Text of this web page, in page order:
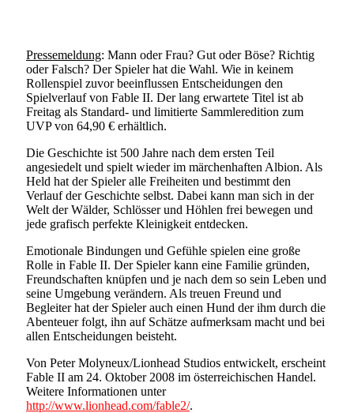
Pressemeldung: Mann oder Frau? Gut oder Böse? Richtig
oder Falsch? Der Spieler hat die Wahl. Wie in keinem
Rollenspiel zuvor beeinflussen Entscheidungen den
Spielverlauf von Fable II. Der lang erwartete Titel ist ab
Freitag als Standard- und limitierte Sammleredition zum
UVP von 64,90 € erhältlich.
Die Geschichte ist 500 Jahre nach dem ersten Teil
angesiedelt und spielt wieder im märchenhaften Albion. Als
Held hat der Spieler alle Freiheiten und bestimmt den
Verlauf der Geschichte selbst. Dabei kann man sich in der
Welt der Wälder, Schlösser und Höhlen frei bewegen und
jede grafisch perfekte Kleinigkeit entdecken.
Emotionale Bindungen und Gefühle spielen eine große
Rolle in Fable II. Der Spieler kann eine Familie gründen,
Freundschaften knüpfen und je nach dem so sein Leben und
seine Umgebung verändern. Als treuen Freund und
Begleiter hat der Spieler auch einen Hund der ihm durch die
Abenteuer folgt, ihn auf Schätze aufmerksam macht und bei
allen Entscheidungen beisteht.
Von Peter Molyneux/Lionhead Studios entwickelt, erscheint
Fable II am 24. Oktober 2008 im österreichischen Handel.
Weitere Informationen unter
http://www.lionhead.com/fable2/.